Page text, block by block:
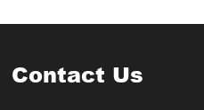
Contact Us